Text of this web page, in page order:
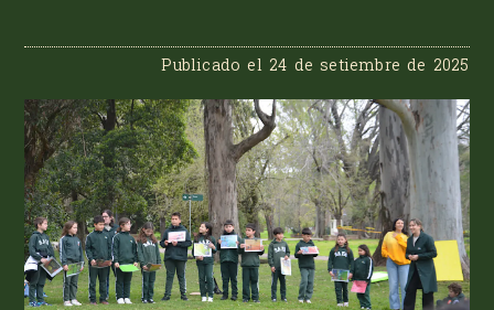
Publicado el 24 de setiembre de 2025